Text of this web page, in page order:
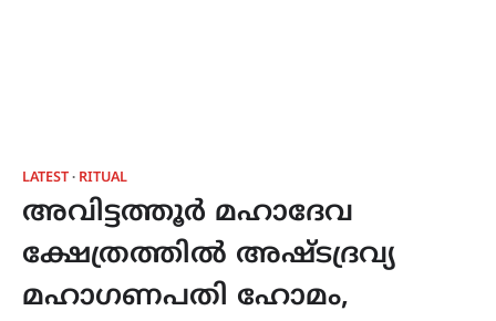
LATEST RITUAL
അവിട്ടത്തൂർ മഹാദേവ
ക്ഷേത്രത്തിൽ അഷ്ടദ്രവ്യ
മഹാഗണപതി ഹോമം,